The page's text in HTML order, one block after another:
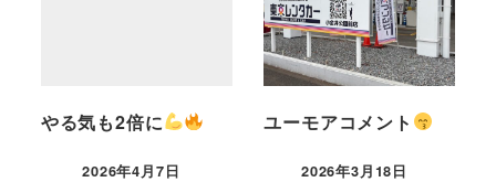
やる気も2倍に
2026年4月7日
ユーモアコメント
2026年3月18日